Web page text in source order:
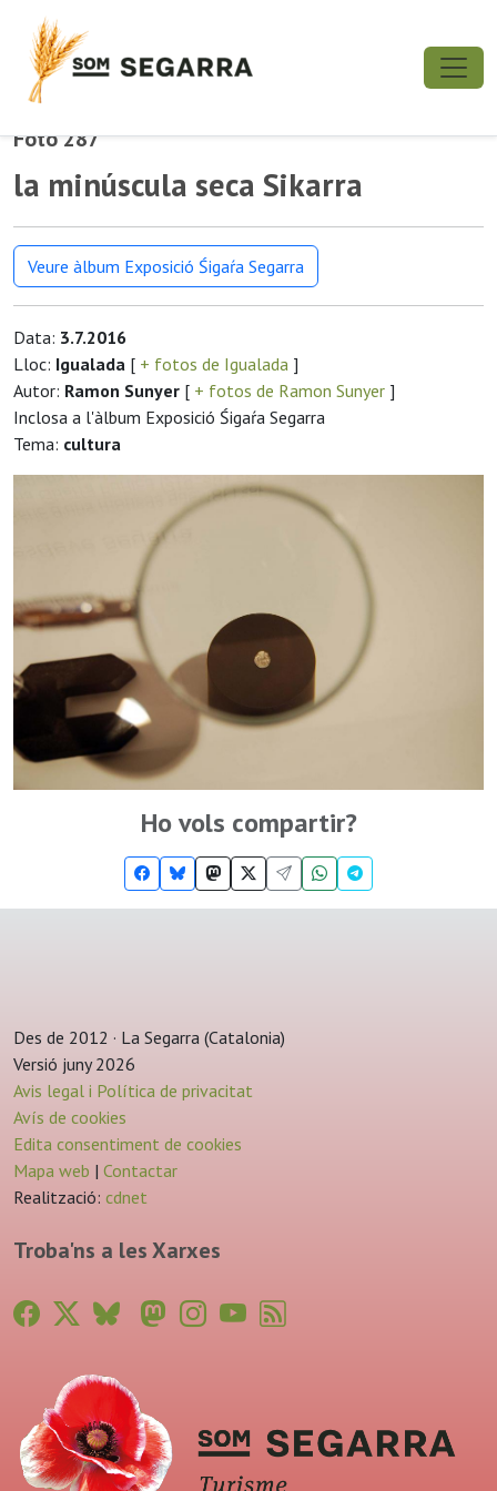
Foto 287
la minúscula seca Sikarra
Veure àlbum Exposició Śigaŕa Segarra
Data: 3.7.2016
Lloc: Igualada [ + fotos de Igualada ]
Autor: Ramon Sunyer [ + fotos de Ramon Sunyer ]
Inclosa a l'àlbum Exposició Śigaŕa Segarra
Tema: cultura
Ho vols compartir?
Des de 2012 · La Segarra (Catalonia)
Versió juny 2026
Avis legal i Política de privacitat
Avís de cookies
Edita consentiment de cookies
Mapa web | Contactar
Realització: cdnet
Troba'ns a les Xarxes